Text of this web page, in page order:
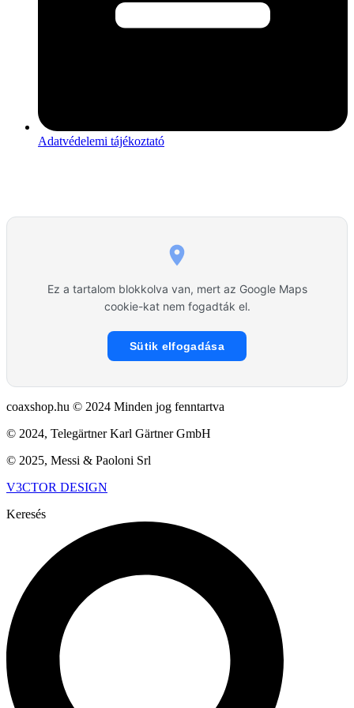
Adatvédelemi tájékoztató
Ez a tartalom blokkolva van, mert az Google Maps
cookie-kat nem fogadták el.
Sütik elfogadása
coaxshop.hu © 2024 Minden jog fenntartva
© 2024, Telegärtner Karl Gärtner GmbH
© 2025, Messi & Paoloni Srl
V3CTOR DESIGN
Keresés